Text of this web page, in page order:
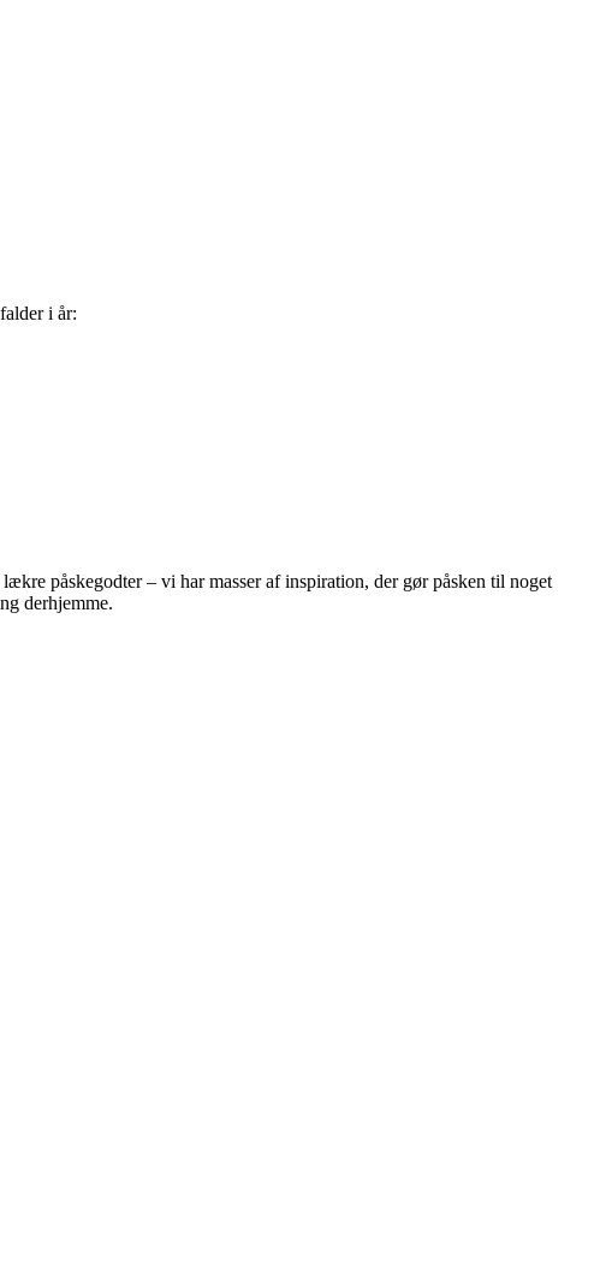
i år:
påskegodter – vi har masser af inspiration, der gør påsken til noget
derhjemme.